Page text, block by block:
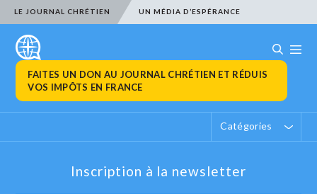
LE JOURNAL CHRÉTIEN UN MÉDIA D’ESPÉRANCE
FAITES UN DON AU JOURNAL CHRÉTIEN ET RÉDUIS
VOS IMPÔTS EN FRANCE
Catégories
Inscription à la newsletter